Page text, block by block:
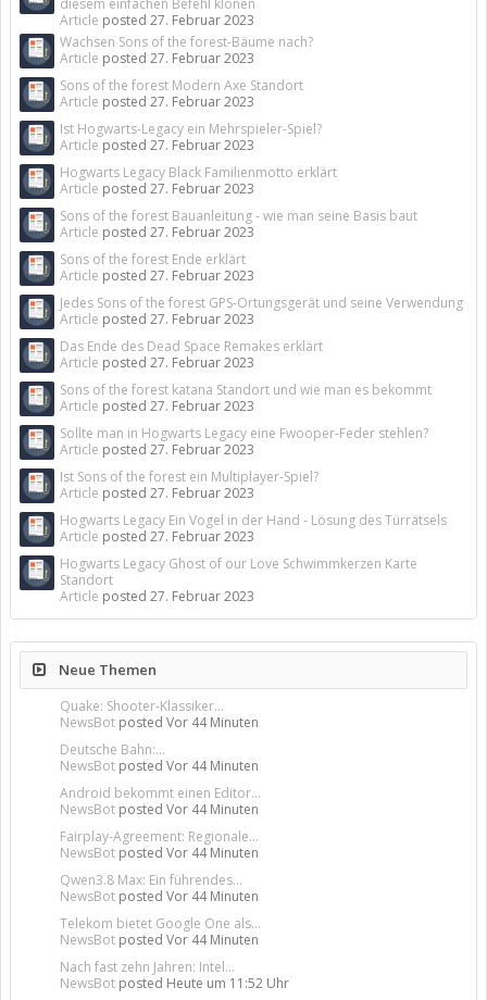
diesem einfachen Befehl klonen
Article posted 27. Februar 2023
Wachsen Sons of the forest-Bäume nach?
Article posted 27. Februar 2023
Sons of the forest Modern Axe Standort
Article posted 27. Februar 2023
Ist Hogwarts-Legacy ein Mehrspieler-Spiel?
Article posted 27. Februar 2023
Hogwarts Legacy Black Familienmotto erklärt
Article posted 27. Februar 2023
Sons of the forest Bauanleitung - wie man seine Basis baut
Article posted 27. Februar 2023
Sons of the forest Ende erklärt
Article posted 27. Februar 2023
Jedes Sons of the forest GPS-Ortungsgerät und seine Verwendung
Article posted 27. Februar 2023
Das Ende des Dead Space Remakes erklärt
Article posted 27. Februar 2023
Sons of the forest katana Standort und wie man es bekommt
Article posted 27. Februar 2023
Sollte man in Hogwarts Legacy eine Fwooper-Feder stehlen?
Article posted 27. Februar 2023
Ist Sons of the forest ein Multiplayer-Spiel?
Article posted 27. Februar 2023
Hogwarts Legacy Ein Vogel in der Hand - Lösung des Türrätsels
Article posted 27. Februar 2023
Hogwarts Legacy Ghost of our Love Schwimmkerzen Karte
Standort
Article posted 27. Februar 2023
Neue Themen
Quake: Shooter-Klassiker...
NewsBot posted Vor 44 Minuten
Deutsche Bahn:...
NewsBot posted Vor 44 Minuten
Android bekommt einen Editor...
NewsBot posted Vor 44 Minuten
Fairplay-Agreement: Regionale...
NewsBot posted Vor 44 Minuten
Qwen3.8 Max: Ein führendes...
NewsBot posted Vor 44 Minuten
Telekom bietet Google One als...
NewsBot posted Vor 44 Minuten
Nach fast zehn Jahren: Intel...
NewsBot posted Heute um 11:52 Uhr